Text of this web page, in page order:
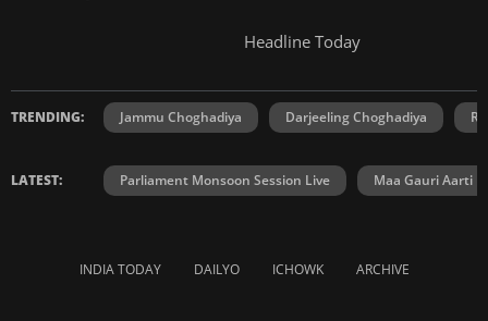
Headline Today
TRENDING: Jammu Choghadiya Darjeeling Choghadiya
LATEST: Parliament Monsoon Session Live Maa Gauri Aarti
INDIA TODAY DAILYO ICHOWK ARCHIVE